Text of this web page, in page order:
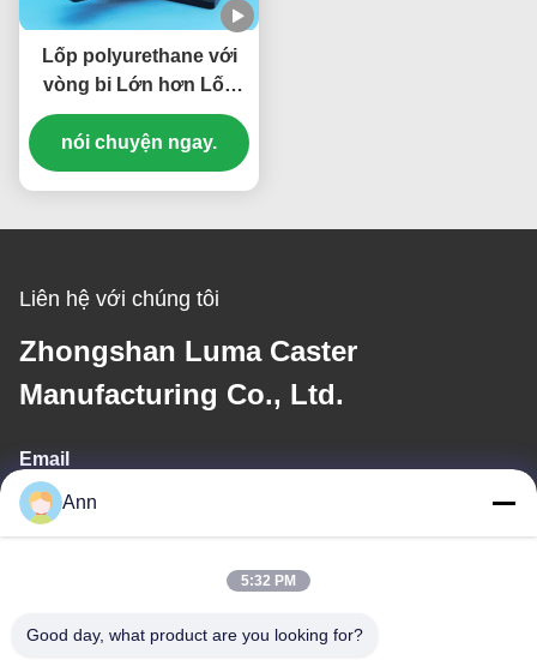
Lốp polyurethane với
vòng bi Lớn hơn Lốp
cuộn bóng đặc biệt
nặng Lốp thép Đơn lẻ 6
"Lốp cuộn bánh di
nói chuyện ngay.
Liên hệ với chúng tôi
Zhongshan Luma Caster
Manufacturing Co., Ltd.
Email
ann@industrialwheelcasters.com
Địa chỉ
Ann
5:32 PM
Good day, what product are you looking for?